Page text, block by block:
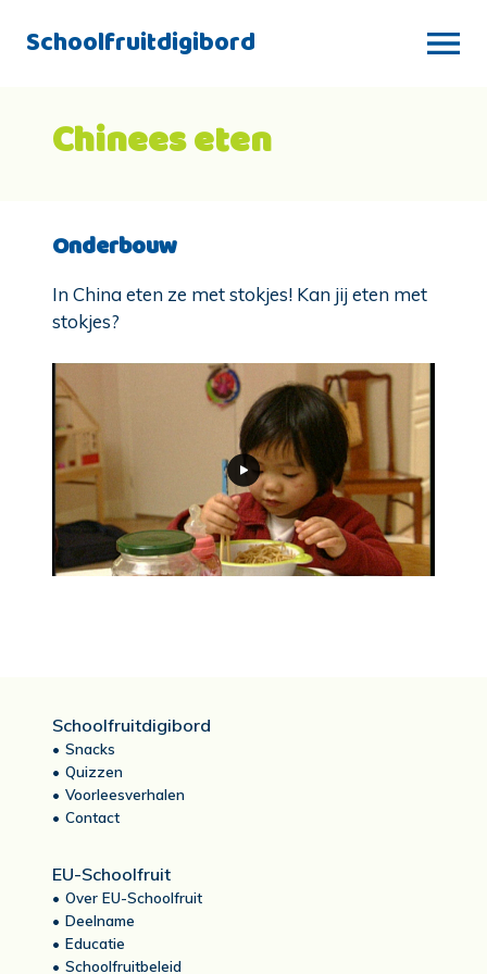
Schoolfruitdigibord
Chinees eten
Onderbouw
In China eten ze met stokjes! Kan jij eten met
stokjes?
Schoolfruitdigibord
Snacks
Quizzen
Voorleesverhalen
Contact
EU-Schoolfruit
Over EU-Schoolfruit
Deelname
Educatie
Schoolfruitbeleid